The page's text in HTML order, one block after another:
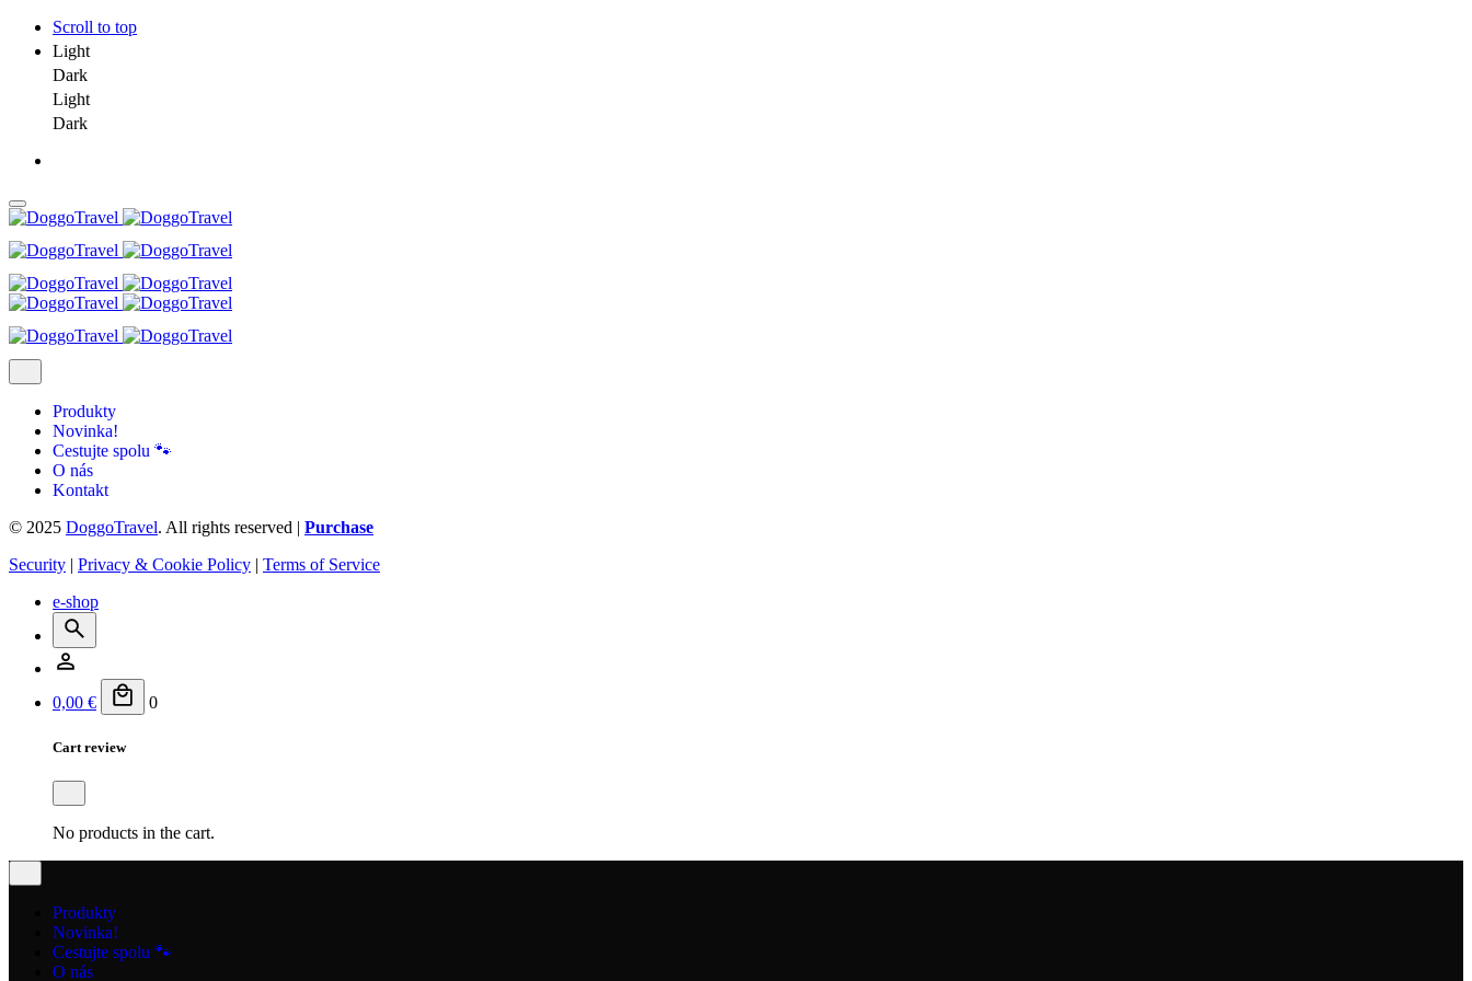
Scroll to top
Light
Dark
Light
Dark
Skip
to
Produkty
Novinka!
Cestujte spolu 🐾
O nás
Kontakt
© 2025 DoggoTravel. All rights reserved | Purchase
Security | Privacy & Cookie Policy | Terms of Service
e-shop
0,00 € 0
Cart review
No products in the cart.
Produkty
Novinka!
Cestujte spolu 🐾
O nás